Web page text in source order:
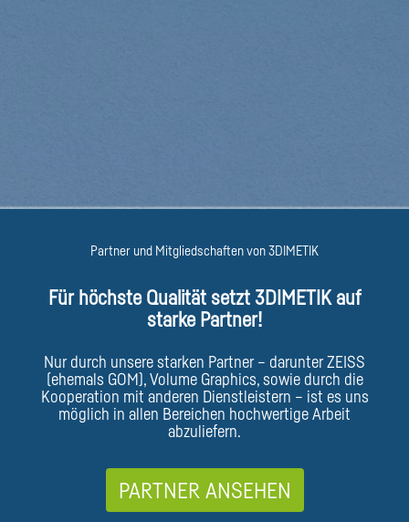
Partner und Mitgliedschaften von 3DIMETIK
Für höchste Qualität setzt 3DIMETIK auf
starke Partner!
Nur durch unsere starken Partner – darunter ZEISS
(ehemals GOM), Volume Graphics, sowie durch die
Kooperation mit anderen Dienstleistern – ist es uns
möglich in allen Bereichen hochwertige Arbeit
abzuliefern.
PARTNER ANSEHEN